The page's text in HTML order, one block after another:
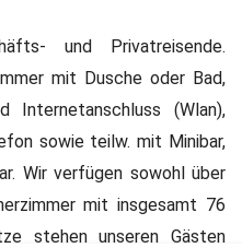
und Privatreisende.
mit Dusche oder Bad,
Internetanschluss (Wlan),
sowie teilw. mit Minibar,
Wir verfügen sowohl über
mit insgesamt 76
stehen unseren Gästen